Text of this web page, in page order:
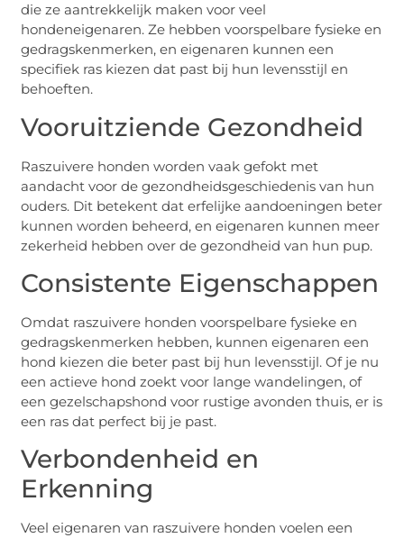
die ze aantrekkelijk maken voor veel
hondeneigenaren. Ze hebben voorspelbare fysieke en
gedragskenmerken, en eigenaren kunnen een
specifiek ras kiezen dat past bij hun levensstijl en
behoeften.
Vooruitziende Gezondheid
Raszuivere honden worden vaak gefokt met
aandacht voor de gezondheidsgeschiedenis van hun
ouders. Dit betekent dat erfelijke aandoeningen beter
kunnen worden beheerd, en eigenaren kunnen meer
zekerheid hebben over de gezondheid van hun pup.
Consistente Eigenschappen
Omdat raszuivere honden voorspelbare fysieke en
gedragskenmerken hebben, kunnen eigenaren een
hond kiezen die beter past bij hun levensstijl. Of je nu
een actieve hond zoekt voor lange wandelingen, of
een gezelschapshond voor rustige avonden thuis, er is
een ras dat perfect bij je past.
Verbondenheid en
Erkenning
Veel eigenaren van raszuivere honden voelen een